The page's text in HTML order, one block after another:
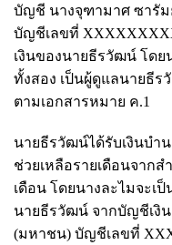
บัญชี นางจุฑามาศ ซารั
บัญชีเลขที่
เงินของนายธีรวัฒน์ โด
ทั้งสอง เป็นผู้ดูแลนายธี
ตามเอกสารหมาย ค.1
นายธีรวัฒน์ได้รับเงินบำ
ช่วยเหลือรายเดือนจาก
เดือน โดยนางละไมจะเ
นายธีรวัฒน์ จากบัญชีเงิ
(มหาชน) บัญชีเลขที่